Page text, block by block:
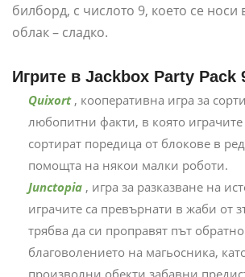
билборд, с числото 9, което се носи
облак – сладко.
Игрите в Jackbox Party Pack
Quixort , кооперативна игра за
любопитни факти, в която
сортират поредица от блокове в
помощта на някои малки роботи.
Junctopia , игра за разказване на
играчите са превърнати в жаби от
трябва да си проправят път
благоволението на магьосника,
произволни обекти забавни